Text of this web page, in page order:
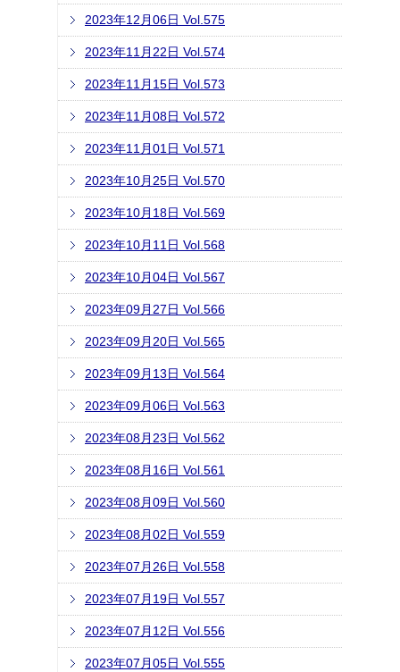
2023年12月06日 Vol.575
2023年11月22日 Vol.574
2023年11月15日 Vol.573
2023年11月08日 Vol.572
2023年11月01日 Vol.571
2023年10月25日 Vol.570
2023年10月18日 Vol.569
2023年10月11日 Vol.568
2023年10月04日 Vol.567
2023年09月27日 Vol.566
2023年09月20日 Vol.565
2023年09月13日 Vol.564
2023年09月06日 Vol.563
2023年08月23日 Vol.562
2023年08月16日 Vol.561
2023年08月09日 Vol.560
2023年08月02日 Vol.559
2023年07月26日 Vol.558
2023年07月19日 Vol.557
2023年07月12日 Vol.556
2023年07月05日 Vol.555